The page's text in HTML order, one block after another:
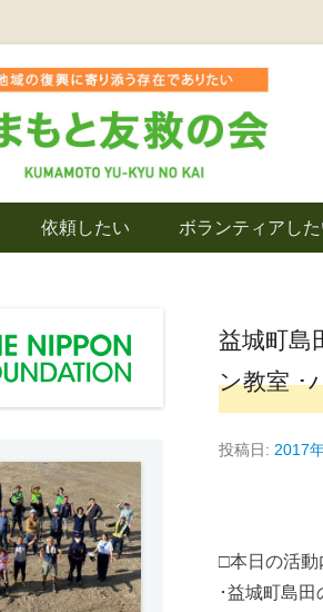
と友救の会
依頼したい ボランティアし
益城町島
ン教室 ･
投稿日: 2017
□本日の活動
･益城町島